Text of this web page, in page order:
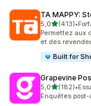
TA MAPPY:
5,0étoile(s) sur
(413)
413 avis au•
Permettez aux
et des
Built for
Grapevine
5,0étoile(s) sur
(182)
182 avis au•
Enquêtes